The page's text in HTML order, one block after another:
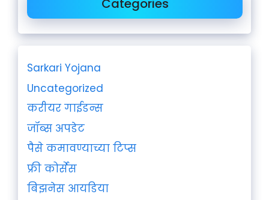
Categories
Sarkari Yojana
Uncategorized
करीयर गाईडन्स
जॉब्स अपडेट
पैसे कमावण्याच्या टिप्स
फ्री कोर्सेस
बिझनेस आयडिया